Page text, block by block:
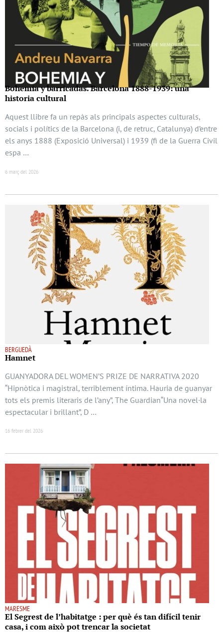
Bohemia y barricadas. Barcelona 1888-1939: una
historia cultural
Aquest llibre fa un repàs als principals aspectes culturals,
socials i polítics de la Barcelona (i, de retruc, Catalunya) d’entre
els anys 1888 (Exposició Universal) i 1939 (fi de la Guerra Civil
espa …
6 març del 2026
BERGUEDÀ
Hamnet
GUANYADORA DEL WOMEN’S PRIZE DE NARRATIVA 2020
“Hipnòtica i magistral, terriblement íntima. Hauria de guanyar
tots els premis literaris de l’any”, The Guardian“Una novel·la
espectacular i brillant”, D …
16 febrer del 2026
MARESME
El Segrest de l’habitatge : per què és tan difícil tenir
casa, i com això pot trencar la societat